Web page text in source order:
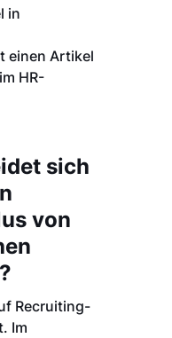
in
einen Artikel
HR-
sich
von
Recruiting-
Im